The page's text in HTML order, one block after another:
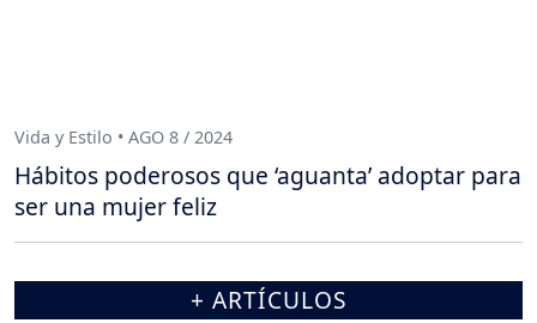
Vida y Estilo • AGO 8 / 2024
Hábitos poderosos que ‘aguanta’ adoptar para
ser una mujer feliz
+ ARTÍCULOS